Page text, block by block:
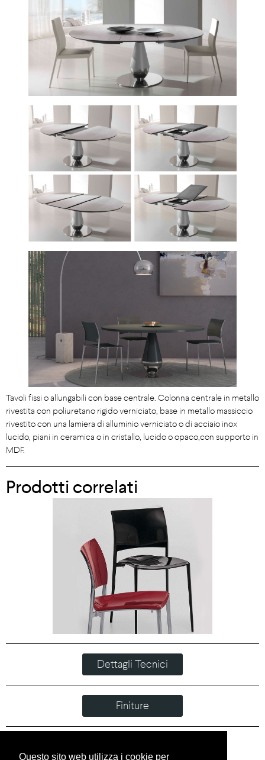
Questo sito web utilizza i cookie per
Tavoli fissi o allungabili con base centrale. Colonna centrale in metallo
rivestita con poliuretano rigido verniciato, base in metallo massiccio
rivestito con una lamiera di alluminio verniciato o di acciaio inox
lucido, piani in ceramica o in cristallo, lucido o opaco,con supporto in
MDF.
Prodotti correlati
Dettagli Tecnici
Finiture